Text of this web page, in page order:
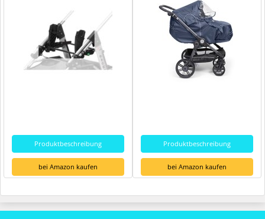
Produktbeschreibung
bei Amazon kaufen
Produktbeschreibung
bei Amazon kaufen